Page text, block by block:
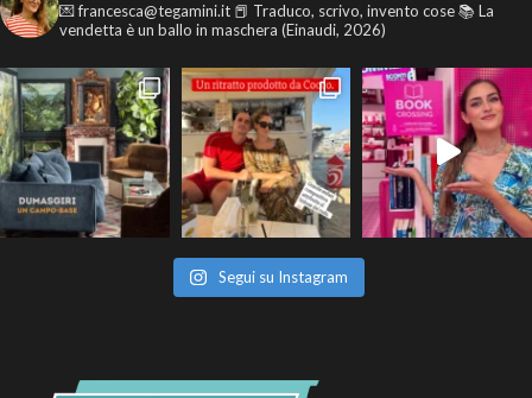
💌 francesca@tegamini.it 📕 Traduco, scrivo, invento cose📚 La
vendetta è un ballo in maschera (Einaudi, 2026)
Segui su Instagram